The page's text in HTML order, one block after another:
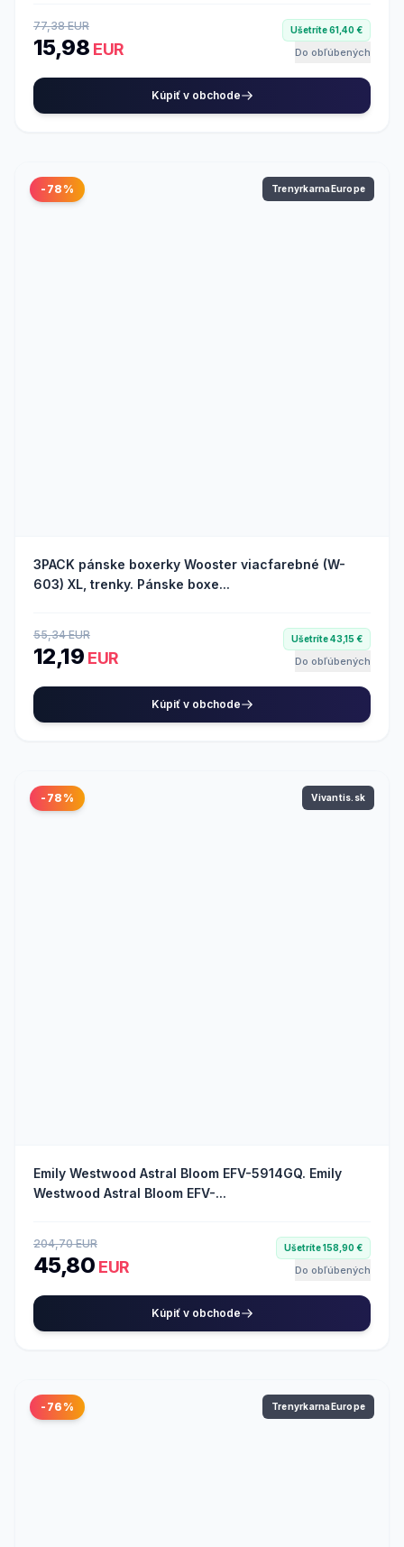
77,38 EUR
15,98 EUR
Ušetríte 61,40 €
Do obľúbených
Kúpiť v obchode
-78% TrenyrkarnaEurope
3PACK pánske boxerky Wooster viacfarebné (W-
603) XL, trenky. Pánske boxe...
55,34 EUR
12,19 EUR
Ušetríte 43,15 €
Do obľúbených
Kúpiť v obchode
-78% Vivantis.sk
Emily Westwood Astral Bloom EFV-5914GQ. Emily
Westwood Astral Bloom EFV-...
204,70 EUR
45,80 EUR
Ušetríte 158,90 €
Do obľúbených
Kúpiť v obchode
-76% TrenyrkarnaEurope